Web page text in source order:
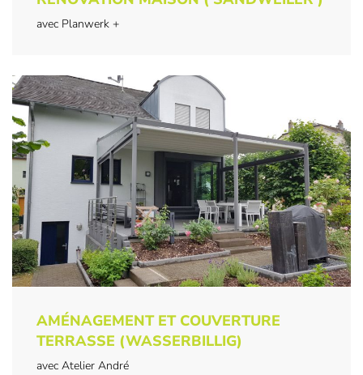
avec Planwerk +
AMÉNAGEMENT ET COUVERTURE
TERRASSE (WASSERBILLIG)
avec Atelier André